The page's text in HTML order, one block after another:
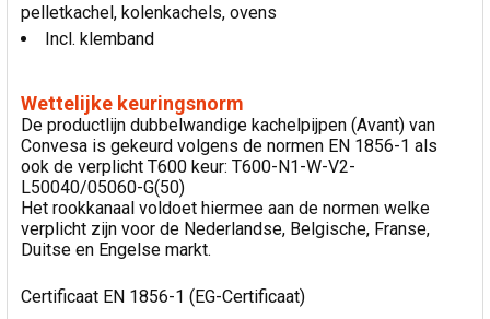
pelletkachel, kolenkachels, ovens
Incl. klemband
Wettelijke keuringsnorm
De productlijn dubbelwandige kachelpijpen (Avant) van
Convesa is gekeurd volgens de normen EN 1856-1 als
ook de verplicht T600 keur: T600-N1-W-V2-
L50040/05060-G(50)
Het rookkanaal voldoet hiermee aan de normen welke
verplicht zijn voor de Nederlandse, Belgische, Franse,
Duitse en Engelse markt.
Certificaat EN 1856-1 (EG-Certificaat)